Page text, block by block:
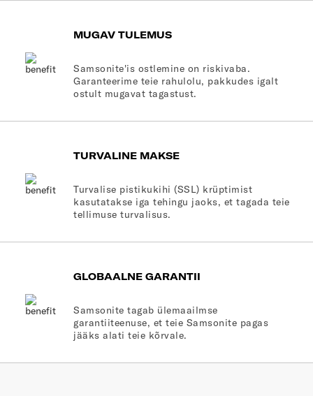
MUGAV TULEMUS
Samsonite'is ostlemine on riskivaba.
Garanteerime teie rahulolu, pakkudes igalt
ostult mugavat tagastust.
TURVALINE MAKSE
Turvalise pistikukihi (SSL) krüptimist
kasutatakse iga tehingu jaoks, et tagada teie
tellimuse turvalisus.
GLOBAALNE GARANTII
Samsonite tagab ülemaailmse
garantiiteenuse, et teie Samsonite pagas
jääks alati teie kõrvale.